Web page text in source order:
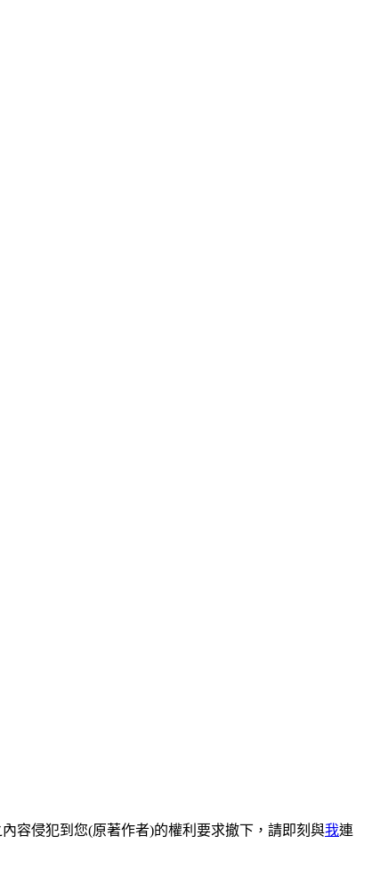
容侵犯到您(原著作者)的權利要求撤下，請即刻與我連